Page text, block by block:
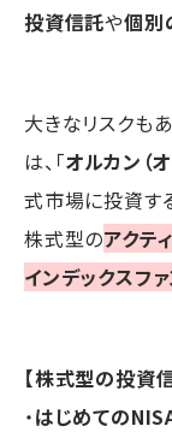
投資信託や個別
大きなリスクも
は、「オルカン（
式市場に投資す
株式型のアクテ
インデックスフ
【株式型の投資
・はじめての